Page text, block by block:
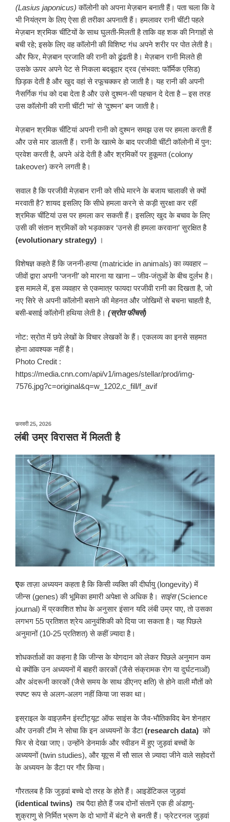
(Lasius japonicus) कॉलोनी को अपना मेज़बान बनाती हैं। पता चला कि वे
भी नियंत्रण के लिए ऐसा ही तरीका अपनाती हैं। हमलावर रानी चींटी पहले
मेज़बान श्रमिक चींटियों के साथ घुलती-मिलती है ताकि वह शक की निगाहों से
बची रहे; इसके लिए वह कॉलोनी की विशिष्ट गंध अपने शरीर पर पोत लेती है।
और फिर, मेज़बान प्रजाति की रानी को ढूंढती है। मेज़बान रानी मिलते ही
उसके ऊपर अपने पेट से निकला बदबूदार द्रव (संभवत: फॉर्मिक एसिड)
छिड़क देती है और खुद वहां से रफूचक्कर हो जाती है। यह रानी की अपनी
नैसर्गिक गंध को दबा देता है और उसे दुश्मन-सी पहचान दे देता है – इस तरह
उस कॉलोनी की रानी चींटी ‘मां’ से ‘दुश्मन’ बन जाती है।
मेज़बान श्रमिक चींटियां अपनी रानी को दुश्मन समझ उस पर हमला करती हैं
और उसे मार डालती हैं। रानी के खात्मे के बाद परजीवी चींटी कॉलोनी में पुन:
प्रवेश करती है, अपने अंडे देती है और श्रमिकों पर हुकूमत (colony
takeover) करने लगती है।
सवाल है कि परजीवी मेज़बान रानी को सीधे मारने के बजाय चालाकी से क्यों
मरवाती है? शायद इसलिए कि सीधे हमला करने से कड़ी सुरक्षा कर रहीं
श्रमिक चींटियां उस पर हमला कर सकती हैं। इसलिए खुद के बचाव के लिए
उसी की संतान श्रमिकों को भड़काकर ‘उनसे ही हमला करवाना’ सुरक्षित है
(evolutionary strategy) ।
विशेषज्ञ कहते हैं कि जननी-हत्या (matricide in animals) का व्यवहार –
जीवों द्वारा अपनी ‘जननी’ को मारना या खाना – जीव-जंतुओं के बीच दुर्लभ है।
इस मामले में, इस व्यवहार से एकमात्र फायदा परजीवी रानी का दिखता है, जो
नए सिरे से अपनी कॉलोनी बसाने की मेहनत और जोखिमों से बचना चाहती है,
बसी-बसाई कॉलोनी हथिया लेती है। (स्रोत फीचर्स)
नोट: स्रोत में छपे लेखों के विचार लेखकों के हैं। एकलव्य का इनसे सहमत
होना आवश्यक नहीं है।
Photo Credit :
https://media.cnn.com/api/v1/images/stellar/prod/img-
7576.jpg?c=original&q=w_1202,c_fill/f_avif
फ़रवरी 25, 2026पर
प्रकाशित
किया
लंबी उम्र विरासत में मिलती है
एक ताज़ा अध्ययन कहता है कि किसी व्यक्ति की दीर्घायु (longevity) में
जीन्स (genes) की भूमिका हमारी अपेक्षा से अधिक है। साइंस(Science
journal) में प्रकाशित शोध के अनुसार इंसान यदि लंबी उम्र पाए, तो उसका
लगभग 55 प्रतिशत श्रेय आनुवंशिकी को दिया जा सकता है। यह पिछले
अनुमानों (10-25 प्रतिशत) से कहीं ज़्यादा है।
शोधकर्ताओं का कहना है कि जीन्स के योगदान को लेकर पिछले अनुमान कम
थे क्योंकि उन अध्ययनों में बाहरी कारकों (जैसे संक्रामक रोग या दुर्घटनाओं)
और अंदरूनी कारकों (जैसे समय के साथ डीएनए क्षति) से होने वाली मौतों को
स्पष्ट रूप से अलग-अलग नहीं किया जा सका था।
इस्राइल के वाइज़मैन इंस्टीट्यूट ऑफ साइंस के जैव-भौतिकविद बेन शेनहार
और उनकी टीम ने सोचा कि इन अध्ययनों के डैटा(research data) को
फिर से देखा जाए। उन्होंने डेनमार्क और स्वीडन में हुए जुड़वां बच्चों के
अध्ययनों (twin studies), और यूएस में सौ साल से ज़्यादा जीने वाले सहोदरों
के अध्ययन के डैटा पर गौर किया।
गौरतलब है कि जुड़वां बच्चे दो तरह के होते हैं। आइडेंटिकल जुड़वां
(identical twins) तब पैदा होते हैं जब दोनों संतानें एक ही अंडाणु-
शुक्राणु से निर्मित भ्रूण के दो भागों में बंटने से बनती हैं। फ्रेटरनल जुड़वां